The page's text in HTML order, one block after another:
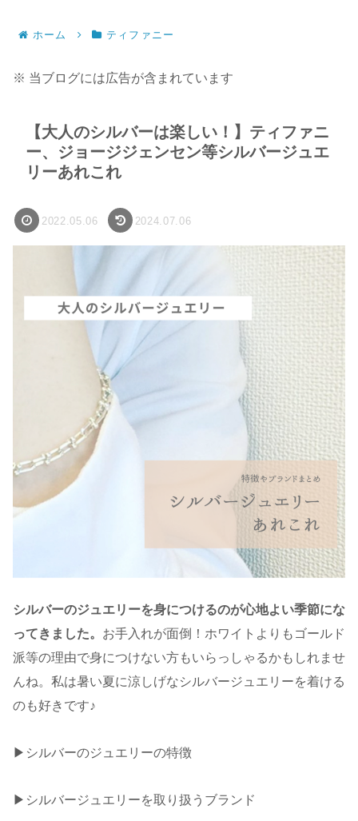
ホーム ティファニー
※ 当ブログには広告が含まれています
【大人のシルバーは楽しい！】ティファニ
ー、ジョージジェンセン等シルバージュエ
リーあれこれ
2022.05.06 2024.07.06
シルバーのジュエリーを身につけるのが心地よい季節にな
ってきました。 お手入れが面倒！ホワイトよりもゴールド
派等の理由で身につけない方もいらっしゃるかもしれませ
んね。私は暑い夏に涼しげなシルバージュエリーを着ける
のも好きです♪
▶︎シルバーのジュエリーの特徴
▶︎シルバージュエリーを取り扱うブランド